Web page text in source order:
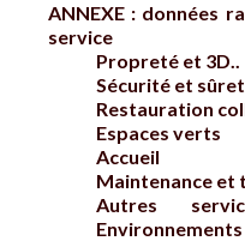
ANNEXE : données
service
Propreté et 3D..
Sécurité et
Restauration
Espaces verts
Accueil
Maintenance et
Autres